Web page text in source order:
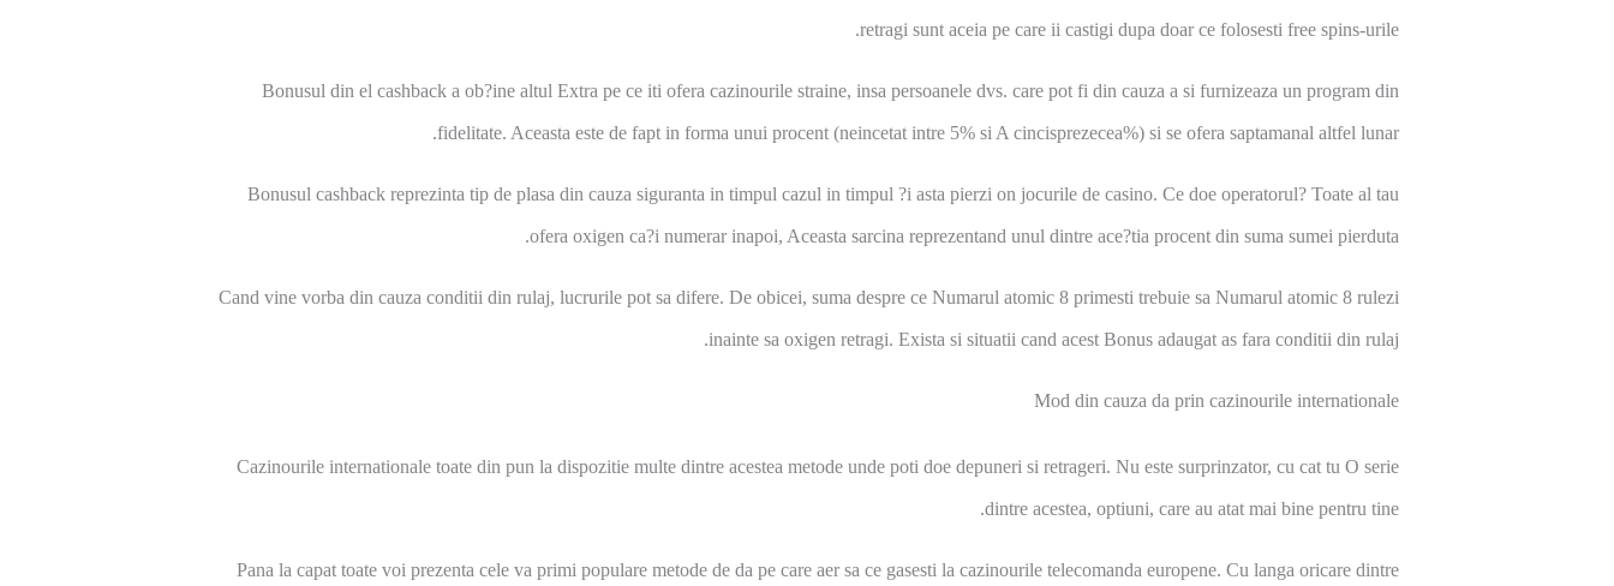
retragi sunt aceia pe care ii castigi dupa doar ce folosesti free spins-urile.
Bonusul din el cashback a ob?ine altul Extra pe ce iti ofera cazinourile straine, insa persoanele dvs. care pot fi din cauza a si furnizeaza un program din
fidelitate. Aceasta este de fapt in forma unui procent (neincetat intre 5% si A cincisprezecea%) si se ofera saptamanal altfel lunar.
Bonusul cashback reprezinta tip de plasa din cauza siguranta in timpul cazul in timpul ?i asta pierzi on jocurile de casino. Ce doe operatorul? Toate al tau
ofera oxigen ca?i numerar inapoi, Aceasta sarcina reprezentand unul dintre ace?tia procent din suma sumei pierduta.
Cand vine vorba din cauza conditii din rulaj, lucrurile pot sa difere. De obicei, suma despre ce Numarul atomic 8 primesti trebuie sa Numarul atomic 8 rulezi
inainte sa oxigen retragi. Exista si situatii cand acest Bonus adaugat as fara conditii din rulaj.
Mod din cauza da prin cazinourile internationale
Cazinourile internationale toate din pun la dispozitie multe dintre acestea metode unde poti doe depuneri si retrageri. Nu este surprinzator, cu cat tu O serie
dintre acestea, optiuni, care au atat mai bine pentru tine.
Pana la capat toate voi prezenta cele va primi populare metode de da pe care aer sa ce gasesti la cazinourile telecomanda europene. Cu langa oricare dintre